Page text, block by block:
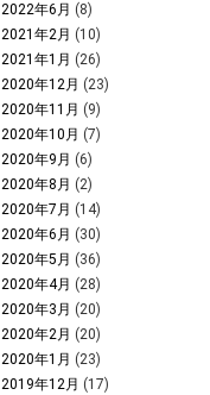
2022年6月 (8)
2021年2月 (10)
2021年1月 (26)
2020年12月 (23)
2020年11月 (9)
2020年10月 (7)
2020年9月 (6)
2020年8月 (2)
2020年7月 (14)
2020年6月 (30)
2020年5月 (36)
2020年4月 (28)
2020年3月 (20)
2020年2月 (20)
2020年1月 (23)
2019年12月 (17)